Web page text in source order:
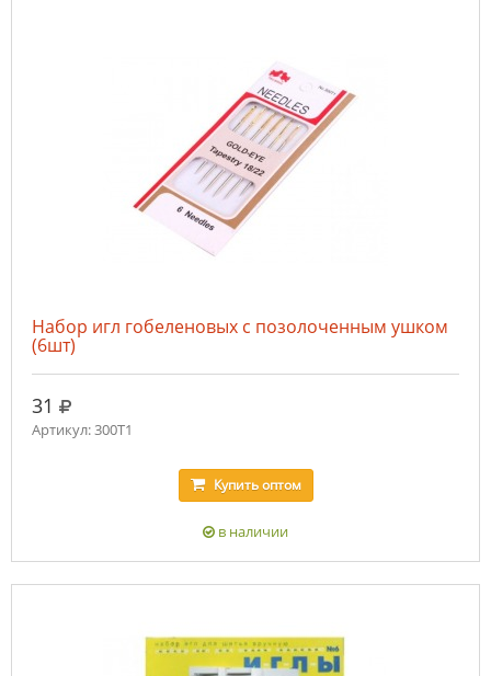
Набор игл гобеленовых с позолоченным ушком
(6шт)
31 руб.
Артикул: 300Т1
Купитьоптом
в наличии